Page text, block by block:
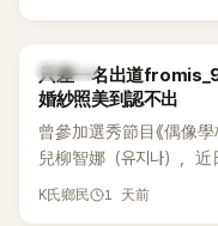
K-POP
只差一名出道fromis_9
婚紗照美到認不出
曾參加選秀節目《偶像
兒柳智娜（유지나），
照，親自宣布即將步入
K氏鄉民 1 天前